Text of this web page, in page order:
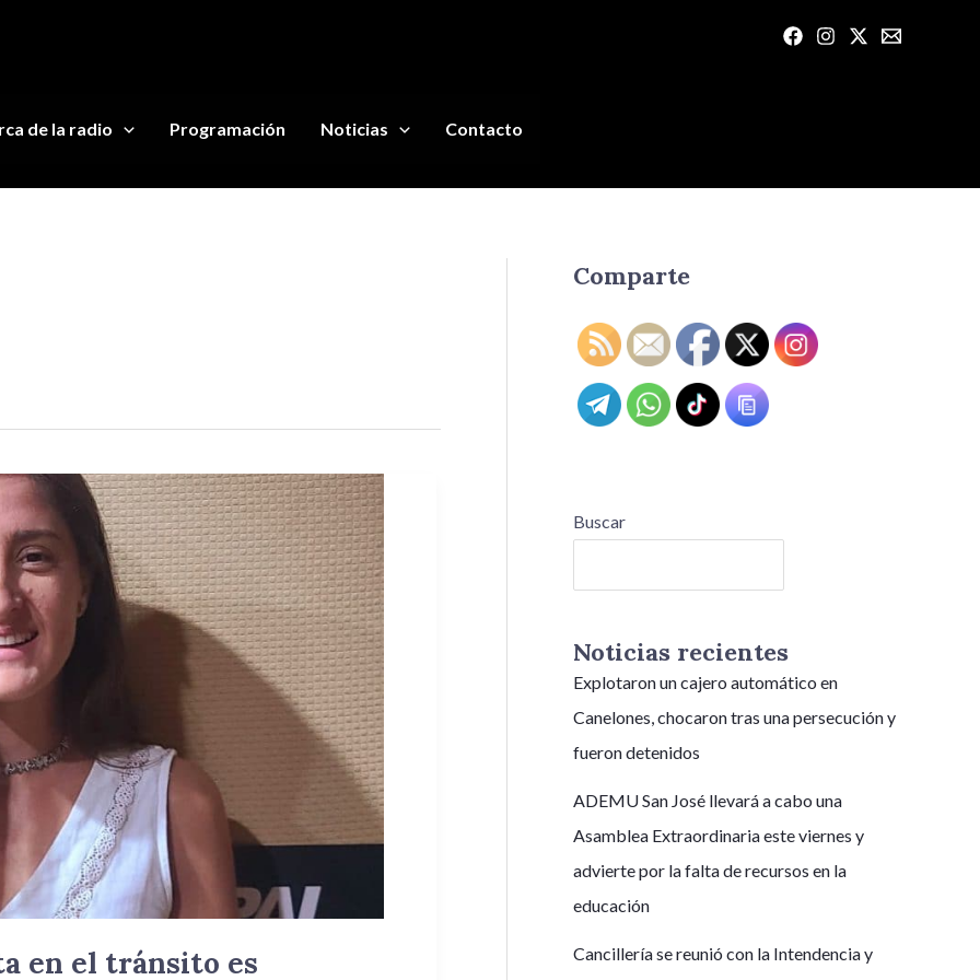
de la radio Programación Noticias Contacto
en el tránsito es
Comparte
Buscar
Noticias recientes
Explotaron un cajero automático en
Canelones, chocaron tras una persecución y
fueron detenidos
ADEMU San José llevará a cabo una
Asamblea Extraordinaria este viernes y
advierte por la falta de recursos en la
educación
Cancillería se reunió con la Intendencia y